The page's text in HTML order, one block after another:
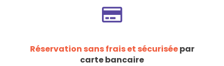
Réservation sans frais et sécuriséepar
carte bancaire